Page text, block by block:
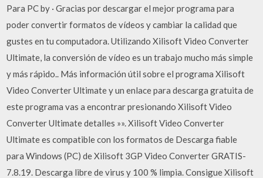
Para PC by · Gracias por descargar el mejor programa para
poder convertir formatos de vídeos y cambiar la calidad que
gustes en tu computadora. Utilizando Xilisoft Video Converter
Ultimate, la conversión de vídeo es un trabajo mucho más simple
y más rápido.. Más información útil sobre el programa Xilisoft
Video Converter Ultimate y un enlace para descarga gratuita de
este programa vas a encontrar presionando Xilisoft Video
Converter Ultimate detalles »». Xilisoft Video Converter
Ultimate es compatible con los formatos de Descarga fiable
para Windows (PC) de Xilisoft 3GP Video Converter GRATIS-
7.8.19. Descarga libre de virus y 100 % limpia. Consigue Xilisoft